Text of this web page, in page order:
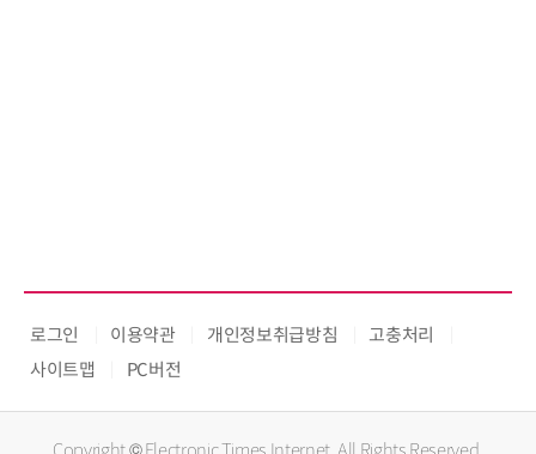
로그인 이용약관 개인정보취급방침
고충처리
사이트맵
PC버전